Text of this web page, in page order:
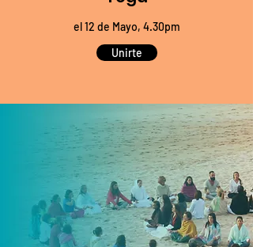
el 12 de Mayo, 4.30pm
Unirte